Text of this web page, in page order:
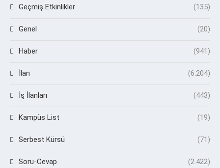
Geçmiş Etkinlikler (135)
Genel (20)
Haber (941)
İlan (6.204)
İş İlanları (443)
Kampüs List (19)
Serbest Kürsü (71)
Soru-Cevap (2.422)